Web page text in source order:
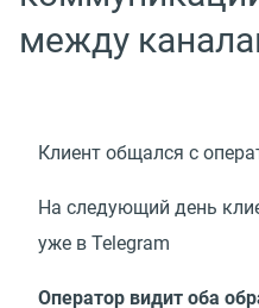
между
Клиент общался с
На следующий день
уже в Telegram
Оператор видит оба